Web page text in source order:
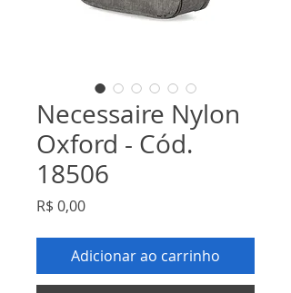
Necessaire Nylon
Oxford - Cód.
18506
R$ 0,00Preço
Adicionar ao carrinho